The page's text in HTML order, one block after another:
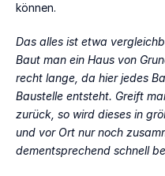
können.
Das alles ist etwa
Baut man ein Haus von
recht lange, da hier jedes
Baustelle entsteht. Greift
zurück, so wird dieses in
und vor Ort nur noch
dementsprechend schnell